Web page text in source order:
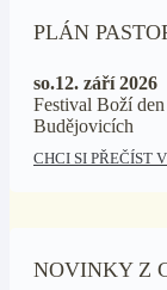
PLÁN
so.12. září 2026
Festival Boží
Budějovicích
CHCI SI PŘEČÍST
NOVINKY Z